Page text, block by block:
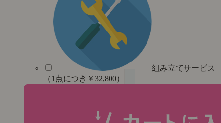
組み立てサービス
（1点につき￥32,800）